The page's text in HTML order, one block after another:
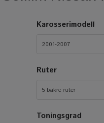
Karosserimodell
2001-2007
Ruter
5 bakre ruter
Toningsgrad